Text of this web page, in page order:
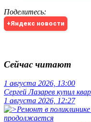
Поделитесь:
+Яндекс новости
Сейчас читают
1 августа 2026, 13:00
Сергей Лазарев купил
1 августа 2026, 12:27